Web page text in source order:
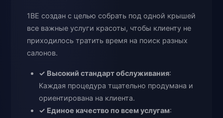
1BE создан с целью собрать под одной крышей
все важные услуги красоты, чтобы клиенту не
приходилось тратить время на поиск разных
салонов.
✓ Высокий стандарт обслуживания:
Каждая процедура тщательно продумана и
ориентирована на клиента.
✓ Единое качество по всем услугам: